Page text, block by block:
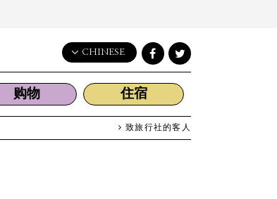
CHINESE
English
日本語
简体中文
购物 住宿
致旅行社的客人